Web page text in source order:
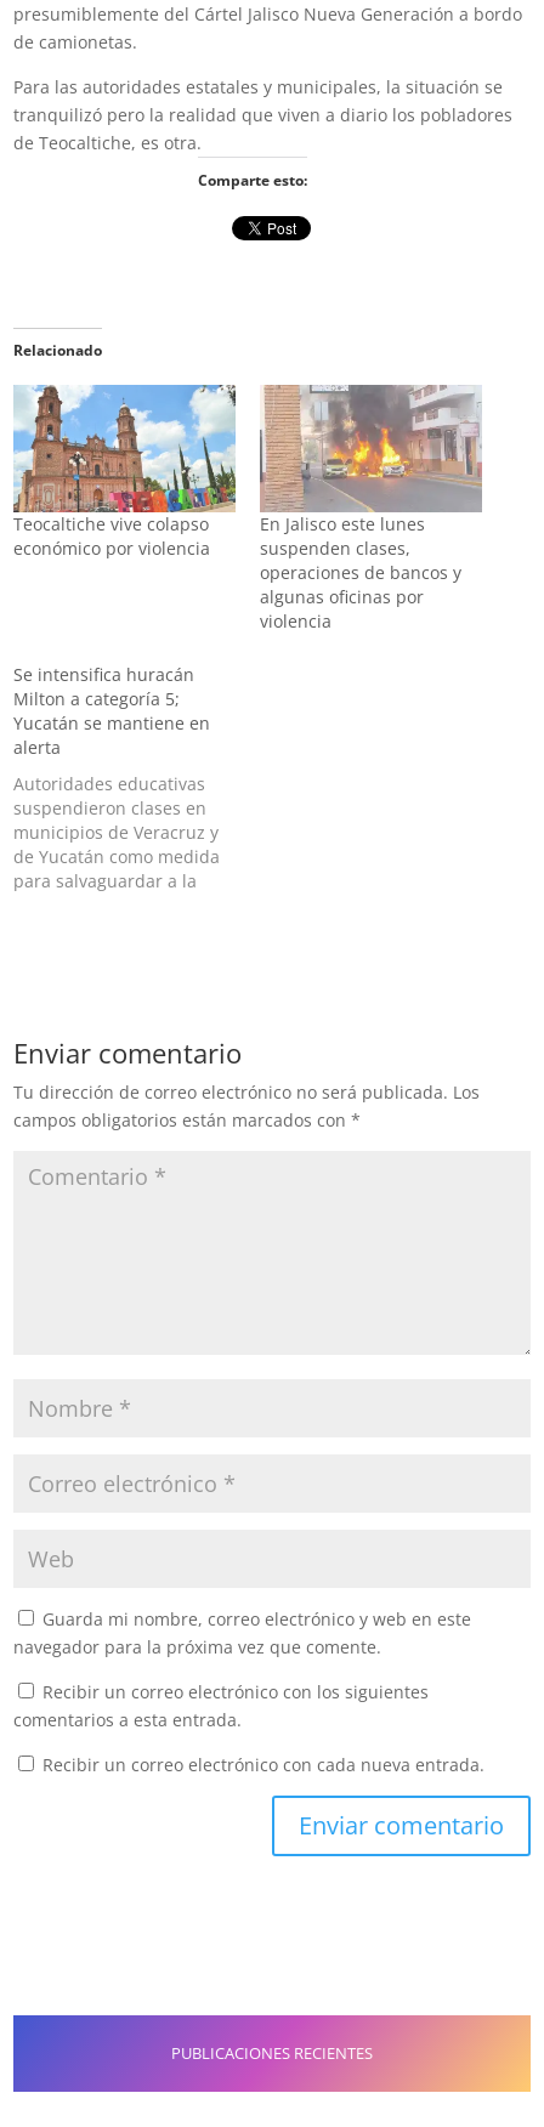
presumiblemente del Cártel Jalisco Nueva Generación a bordo
de camionetas.
Para las autoridades estatales y municipales, la situación se
tranquilizó pero la realidad que viven a diario los pobladores
de Teocaltiche, es otra.
Comparte esto:
Relacionado
Teocaltiche vive colapso
económico por violencia
En Jalisco este lunes
suspenden clases,
operaciones de bancos y
algunas oficinas por
violencia
Se intensifica huracán
Milton a categoría 5;
Yucatán se mantiene en
alerta
Autoridades educativas
suspendieron clases en
municipios de Veracruz y
de Yucatán como medida
para salvaguardar a la
de Saffir-Simpson, por lo
de las costas del Golfo de
México a estar atenta a
Enviar comentario
Tu dirección de correo electrónico no será publicada. Los
campos obligatorios están marcados con*
Guarda mi nombre, correo electrónico y web en este
navegador para la próxima vez que comente.
Recibir un correo electrónico con los siguientes
comentarios a esta entrada.
Recibir un correo electrónico con cada nueva entrada.
PUBLICACIONES RECIENTES